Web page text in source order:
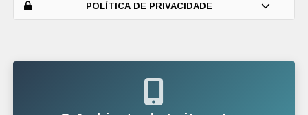
POLÍTICA DE PRIVACIDADE